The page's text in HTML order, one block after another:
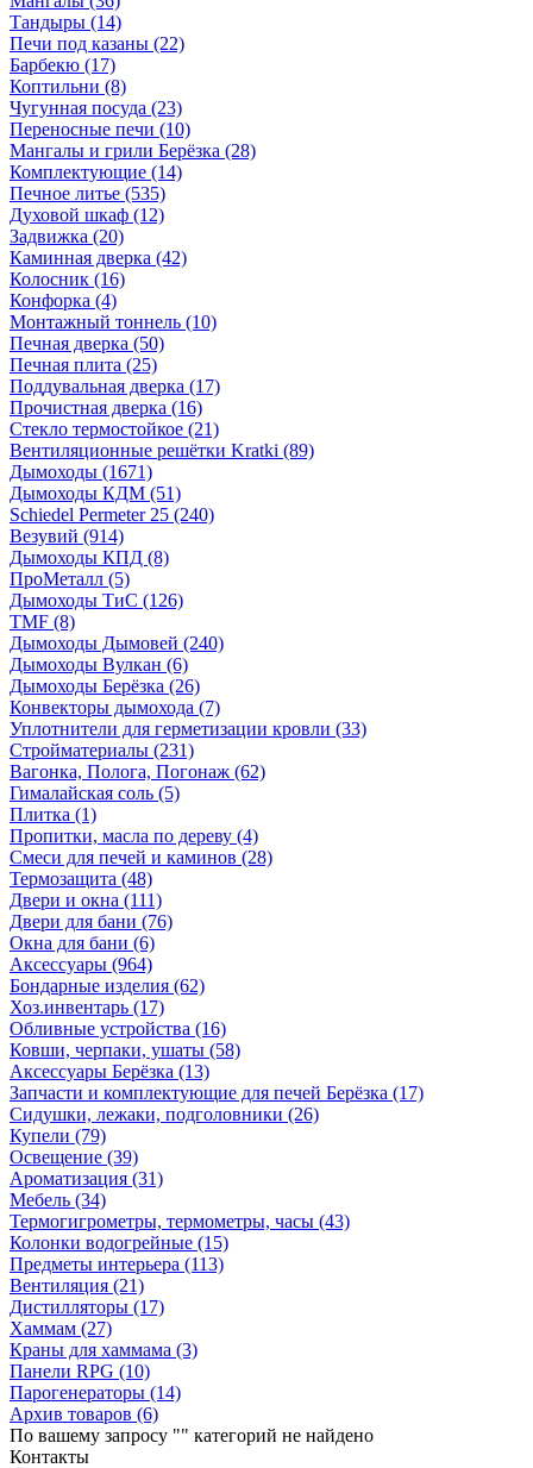
Тандыры (14)
Печи под казаны (22)
Барбекю (17)
Коптильни (8)
Чугунная посуда (23)
Переносные печи (10)
Мангалы и грили Берёзка (28)
Комплектующие (14)
Печное литье (535)
Духовой шкаф (12)
Задвижка (20)
Каминная дверка (42)
Колосник (16)
Конфорка (4)
Монтажный тоннель (10)
Печная дверка (50)
Печная плита (25)
Поддувальная дверка (17)
Прочистная дверка (16)
Стекло термостойкое (21)
Вентиляционные решётки Kratki (89)
Дымоходы (1671)
Дымоходы КДМ (51)
Schiedel Permeter 25 (240)
Везувий (914)
Дымоходы КПД (8)
ПроМеталл (5)
Дымоходы ТиС (126)
TMF (8)
Дымоходы Дымовей (240)
Дымоходы Вулкан (6)
Дымоходы Берёзка (26)
Конвекторы дымохода (7)
Уплотнители для герметизации кровли (33)
Стройматериалы (231)
Вагонка, Полога, Погонаж (62)
Гималайская соль (5)
Плитка (1)
Пропитки, масла по дереву (4)
Смеси для печей и каминов (28)
Термозащита (48)
Двери и окна (111)
Двери для бани (76)
Окна для бани (6)
Аксессуары (964)
Бондарные изделия (62)
Хоз.инвентарь (17)
Обливные устройства (16)
Ковши, черпаки, ушаты (58)
Аксессуары Берёзка (13)
Запчасти и комплектующие для печей Берёзка (17)
Сидушки, лежаки, подголовники (26)
Купели (79)
Освещение (39)
Ароматизация (31)
Мебель (34)
Термогигрометры, термометры, часы (43)
Колонки водогрейные (15)
Предметы интерьера (113)
Вентиляция (21)
Дистилляторы (17)
Хаммам (27)
Краны для хаммама (3)
Панели RPG (10)
Парогенераторы (14)
Архив товаров (6)
По вашему запросу "" категорий не найдено
Контакты